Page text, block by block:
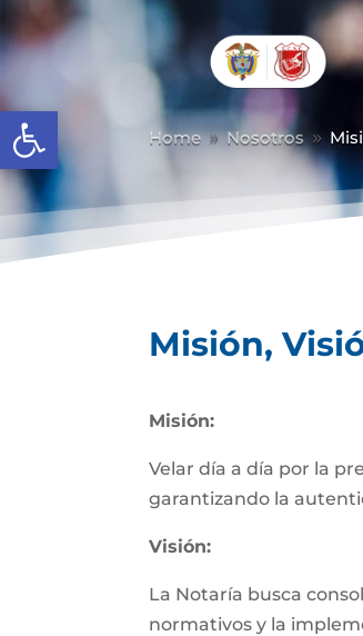
Abrir barra de herramientas
Home 9 Nosotros 9
Misión,
Misión:
Velar día a día por la
garantizando la
Visión:
La Notaría busca
normativos y la